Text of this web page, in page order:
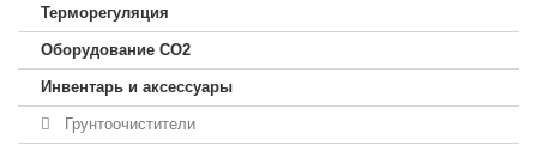
Терморегуляция
Оборудование CO2
Инвентарь и аксессуары
Грунтоочистители